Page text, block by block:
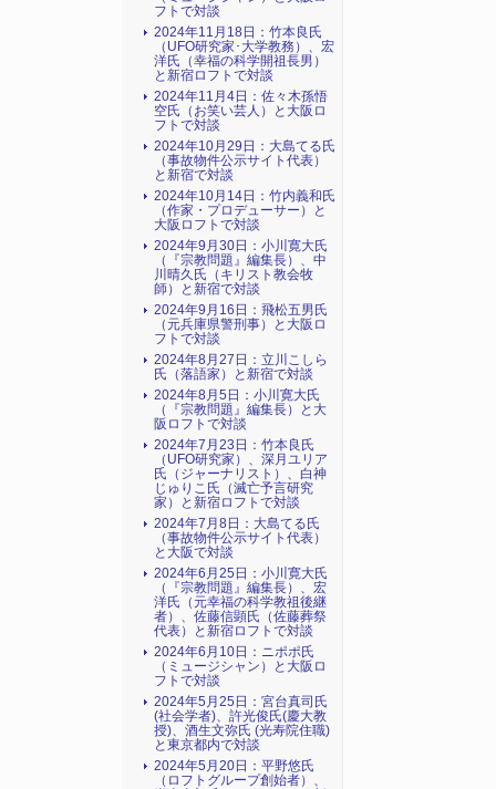
フトで対談
2024年11月18日：竹本良氏
（UFO研究家･大学教務）、宏
洋氏（幸福の科学開祖長男）
と新宿ロフトで対談
2024年11月4日：佐々木孫悟
空氏（お笑い芸人）と大阪ロ
フトで対談
2024年10月29日：大島てる氏
（事故物件公示サイト代表）
と新宿で対談
2024年10月14日：竹内義和氏
（作家・プロデューサー）と
大阪ロフトで対談
2024年9月30日：小川寛大氏
（『宗教問題』編集長）、中
川晴久氏（キリスト教会牧
師）と新宿で対談
2024年9月16日：飛松五男氏
（元兵庫県警刑事）と大阪ロ
フトで対談
2024年8月27日：立川こしら
氏（落語家）と新宿で対談
2024年8月5日：小川寛大氏
（『宗教問題』編集長）と大
阪ロフトで対談
2024年7月23日：竹本良氏
（UFO研究家）、深月ユリア
氏（ジャーナリスト）、白神
じゅりこ氏（滅亡予言研究
家）と新宿ロフトで対談
2024年7月8日：大島てる氏
（事故物件公示サイト代表）
と大阪で対談
2024年6月25日：小川寛大氏
（『宗教問題』編集長）、宏
洋氏（元幸福の科学教祖後継
者）、佐藤信顕氏（佐藤葬祭
代表）と新宿ロフトで対談
2024年6月10日：ニポポ氏
（ミュージシャン）と大阪ロ
フトで対談
2024年5月25日：宮台真司氏
(社会学者)、許光俊氏(慶大教
授)、酒生文弥氏 (光寿院住職)
と東京都内で対談
2024年5月20日：平野悠氏
（ロフトグループ創始者）、